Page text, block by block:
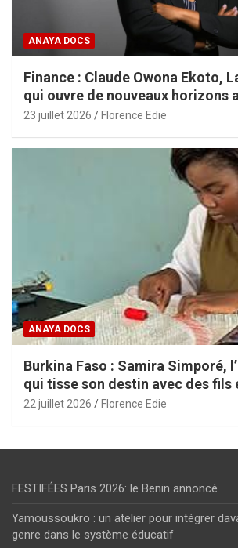
ANAYA DOCS
Finance : Claude Owona Ekoto,
qui ouvre de nouveaux horizons
aux PME africaines
23 juillet 2026 Florence Edie
ANAYA DOCS
Burkina Faso : Samira Simporé,
qui tisse son destin avec des fils
22 juillet 2026 Florence Edie
FESTIFÉES Paris 2026: le Benin annoncé
Yamoussoukro : un atelier pour intégrer
genre dans le système éducatif